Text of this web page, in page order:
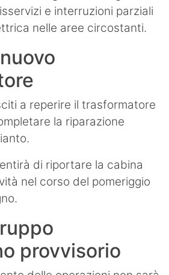
e interruzioni parziali
nelle aree circostanti.
a reperire il trasformatore
la riparazione
di riportare la cabina
nel corso del pomeriggio
provvisorio